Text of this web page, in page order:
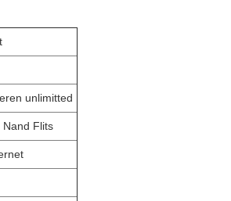
unlimitted
Nand Flits